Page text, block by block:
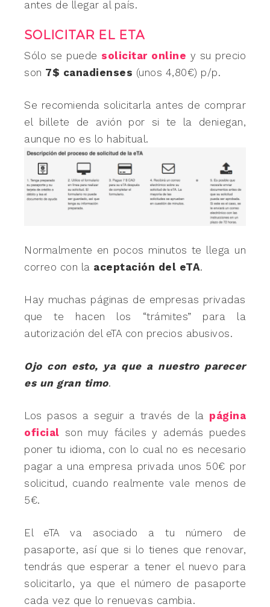
antes de llegar al país.
SOLICITAR EL ETA
Sólo se puede solicitar online y su precio
son 7$ canadienses (unos 4,80€) p/p.
Se recomienda solicitarla antes de comprar
el billete de avión por si te la deniegan,
aunque no es lo habitual.
Normalmente en pocos minutos te llega un
correo con la aceptación del eTA.
Hay muchas páginas de empresas privadas
que te hacen los “trámites” para la
autorización del eTA con precios abusivos.
Ojo con esto, ya que a nuestro parecer
es un gran timo.
Los pasos a seguir a través de la página
oficial son muy fáciles y además puedes
poner tu idioma, con lo cual no es necesario
pagar a una empresa privada unos 50€ por
solicitud, cuando realmente vale menos de
5€.
El eTA va asociado a tu número de
pasaporte, así que si lo tienes que renovar,
tendrás que esperar a tener el nuevo para
solicitarlo, ya que el número de pasaporte
cada vez que lo renuevas cambia.